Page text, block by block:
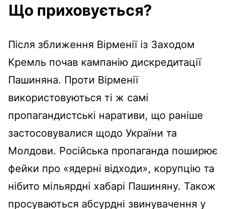
Що приховується?
Після зближення Вірменії із Заходом
Кремль почав кампанію дискредитації
Пашиняна. Проти Вірменії
використовуються ті ж самі
пропагандистські наративи, що раніше
застосовувалися щодо України та
Молдови. Російська пропаганда поширює
фейки про «ядерні відходи», корупцію та
нібито мільярдні хабарі Пашиняну. Також
просуваються абсурдні звинувачення у